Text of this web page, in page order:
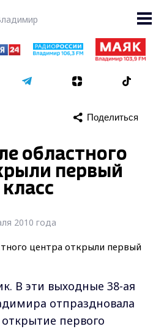
Поделиться
областного
первый
2010 года
В эти выходные 38-ая
отпраздновала
первого